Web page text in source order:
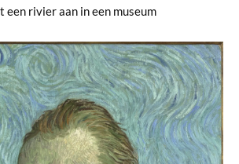
een rivier aan in een museum